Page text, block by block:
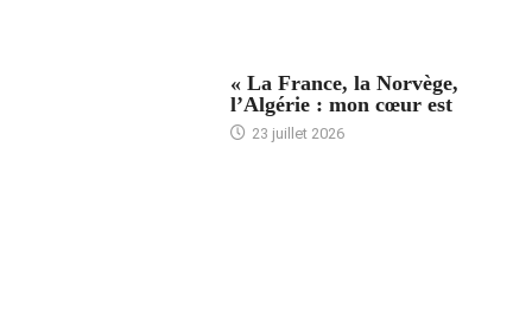
« La France, la Norvège,
l’Algérie : mon cœur est
23 juillet 2026